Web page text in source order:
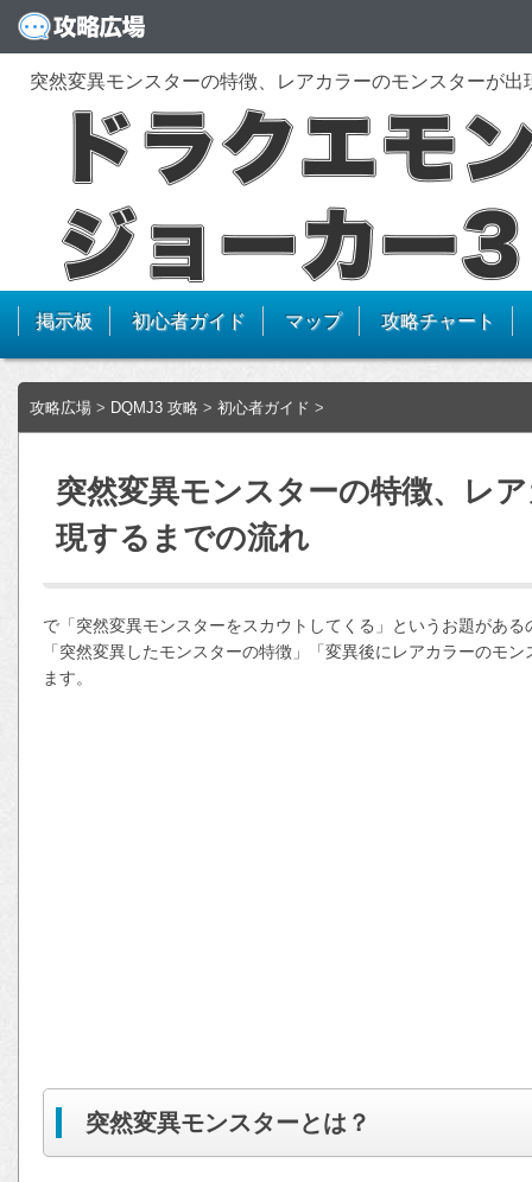
突然変異モンスターの特徴、レアカラーのモンスターが出
掲示板 初心者ガイド マップ 攻略チャート
攻略広場 > DQMJ3 攻略 > 初心者ガイド >
突然変異モンスターの特徴、レ
現するまでの流れ
で「突然変異モンスターをスカウトしてくる」というお題があ
「突然変異したモンスターの特徴」「変異後にレアカラーのモ
ます。
突然変異モンスターとは？